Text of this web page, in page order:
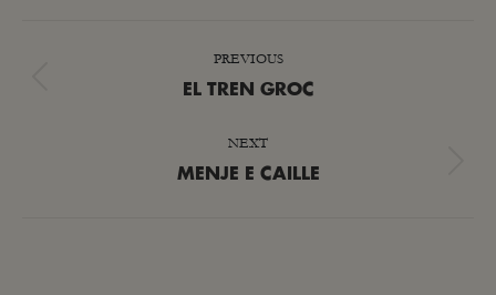
PREVIOUS
Previous
EL TREN GROC
NEXT
Next
MENJE E CAILLE